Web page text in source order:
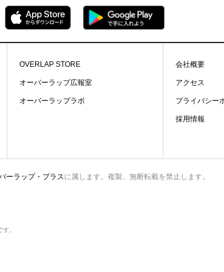
OVERLAP STORE
オーバーラップ広報室
オーバーラップラボ
会社概要
アクセス
プライバシー
採用情報
ーラップ・プラス に属します。複製、無断転載を禁止します。
。